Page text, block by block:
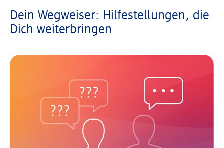
Dein Wegweiser: Hilfestellungen, die
Dich weiterbringen